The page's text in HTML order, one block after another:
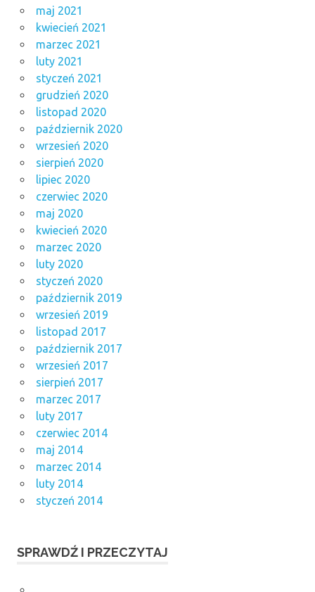
maj 2021
kwiecień 2021
marzec 2021
luty 2021
styczeń 2021
grudzień 2020
listopad 2020
październik 2020
wrzesień 2020
sierpień 2020
lipiec 2020
czerwiec 2020
maj 2020
kwiecień 2020
marzec 2020
luty 2020
styczeń 2020
październik 2019
wrzesień 2019
listopad 2017
październik 2017
wrzesień 2017
sierpień 2017
marzec 2017
luty 2017
czerwiec 2014
maj 2014
marzec 2014
luty 2014
styczeń 2014
SPRAWDŹ I PRZECZYTAJ